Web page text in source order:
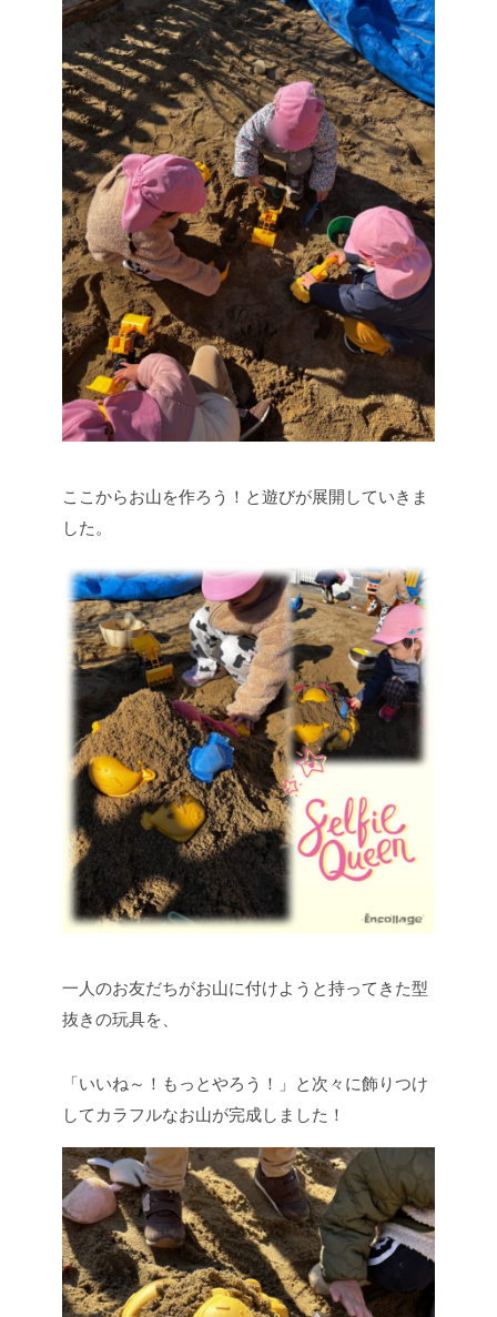
ここからお山を作ろう！と遊びが展開していきま
した。
一人のお友だちがお山に付けようと持ってきた型
抜きの玩具を、
「いいね～！もっとやろう！」と次々に飾りつけ
してカラフルなお山が完成しました！